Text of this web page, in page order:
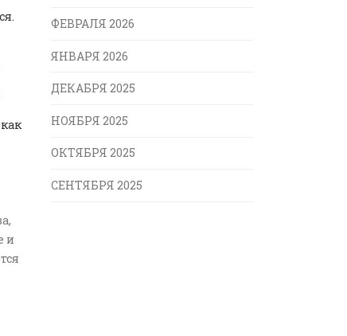
и
ФЕВРАЛЯ 2026
ЯНВАРЯ 2026
ДЕКАБРЯ 2025
НОЯБРЯ 2025
ОКТЯБРЯ 2025
СЕНТЯБРЯ 2025